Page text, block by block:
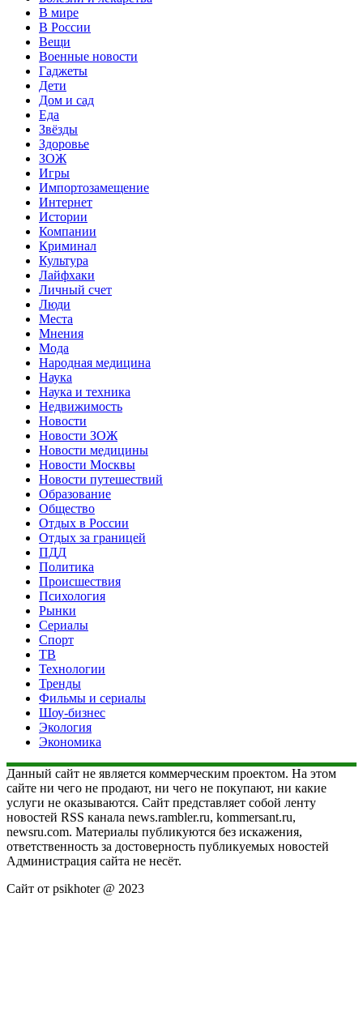
В мире
В России
Вещи
Военные новости
Гаджеты
Дети
Дом и сад
Еда
Звёзды
Здоровье
ЗОЖ
Игры
Импортозамещение
Интернет
Истории
Компании
Криминал
Культура
Лайфхаки
Личный счет
Люди
Места
Мнения
Мода
Народная медицина
Наука
Наука и техника
Недвижимость
Новости
Новости ЗОЖ
Новости медицины
Новости Москвы
Новости путешествий
Образование
Общество
Отдых в России
Отдых за границей
ПДД
Политика
Происшествия
Психология
Рынки
Сериалы
Спорт
ТВ
Технологии
Тренды
Фильмы и сериалы
Шоу-бизнес
Экология
Экономика
Данный сайт не является коммерческим проектом. На этом
сайте ни чего не продают, ни чего не покупают, ни какие
услуги не оказываются. Сайт представляет собой ленту
новостей RSS канала news.rambler.ru, kommersant.ru,
newsru.com. Материалы публикуются без искажения,
ответственность за достоверность публикуемых новостей
Администрация сайта не несёт.
Сайт от psikhoter @ 2023